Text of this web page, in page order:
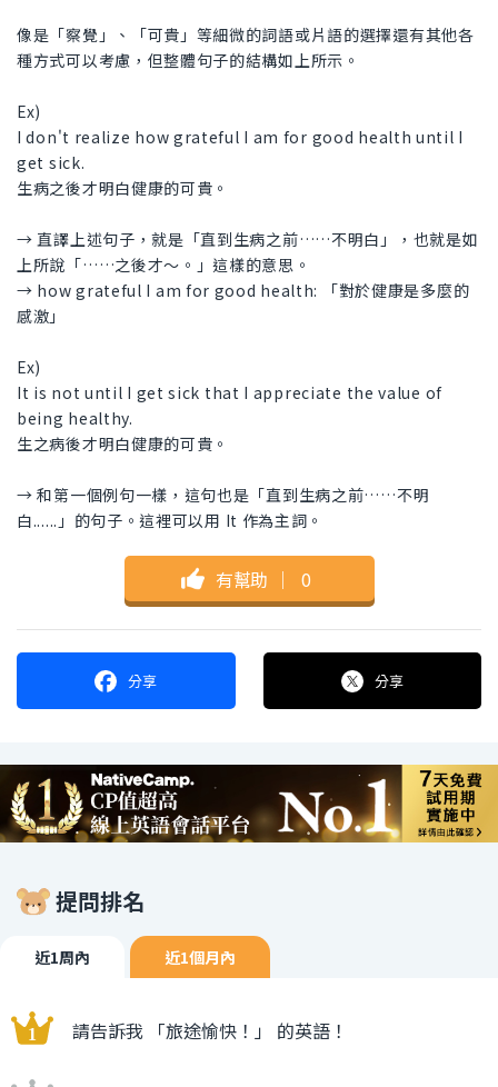
像是「察覺」、「可貴」等細微的詞語或片語的選擇還有其他各
種方式可以考慮，但整體句子的結構如上所示。
Ex)
I don't realize how grateful I am for good health until I
get sick.
生病之後才明白健康的可貴。
→ 直譯上述句子，就是「直到生病之前……不明白」，也就是如
上所說「……之後才～。」這樣的意思。
→ how grateful I am for good health: 「對於健康是多麼的
感激」
Ex)
It is not until I get sick that I appreciate the value of
being healthy.
生之病後才明白健康的可貴。
→ 和第一個例句一樣，這句也是「直到生病之前……不明
白......」的句子。這裡可以用 It 作為主詞。
有幫助 ｜ 0
分享 分享
提問排名
近1周內 近1個月內
請告訴我 「旅途愉快！」 的英語！